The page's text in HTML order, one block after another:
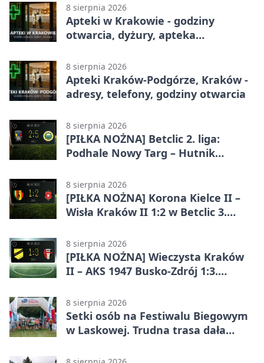
8 sierpnia 2026
Apteki w Krakowie - godziny
otwarcia, dyżury, apteka
8 sierpnia 2026
Apteki Kraków-Podgórze, Kraków -
adresy, telefony, godziny otwarcia
8 sierpnia 2026
[PIŁKA NOŻNA] Betclic 2. liga:
Podhale Nowy Targ – Hutnik
efektownym zwycięstwem
8 sierpnia 2026
[PIŁKA NOŻNA] Korona Kielce II –
Wisła Kraków II 1:2 w Betclic 3.
odwróciła losy meczu
8 sierpnia 2026
[PIŁKA NOŻNA] Wieczysta Kraków
II – AKS 1947 Busko-Zdrój 1:3.
Liga Grupa 4 (Grupa IV)
8 sierpnia 2026
Setki osób na Festiwalu Biegowym
w Laskowej. Trudna trasa dała